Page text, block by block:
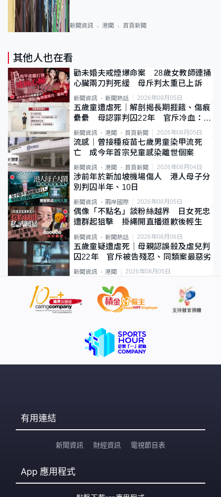
新聞資訊 港聞 首頁新聞
其他人也在看
勸未婚夫戒煙爆命案 28歲女教師連捅
心臟兩刀判死緩 母斥判太重已上訴
新聞資訊 新聞熱話 2026年08月05日
五歲童遭虐死｜解剖揭長期捱餓、傷痕
纍纍 母認罪判囚22年 官斥冷血：同
類案最惡劣
新聞資訊 港聞 首頁新聞 2026年08月05日
流感｜曾接種疫苗七歲男童染甲流死
亡 成今年首宗兒童感染離世個案
新聞資訊 港聞 首頁新聞 2026年08月04日
涉前年於新加坡機場傷人 港人母子分
別判囚半年、10日
新聞資訊 兩岸國際 2026年08月05日
偶像「不點名」談粉絲越界 日女死忠
遭群起狙擊 掛繩開直播道歉後輕生
新聞資訊 新聞熱話 2026年08月06日
五歲童疑遭虐死｜母親認誤殺及虐兒判
囚22年 官斥被告殘忍、同類案最惡劣
新聞資訊 港聞 2026年08月05日
有用連結
新聞資訊 財經資訊 電視節目表
App 應用程式